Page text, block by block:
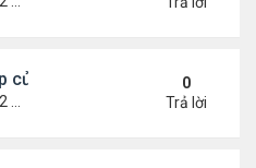
của Einstein
pm
0
Trả lời